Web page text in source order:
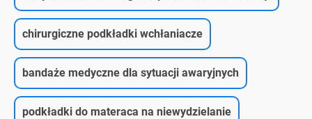
chirurgiczne podkładki wchłaniacze
bandaże medyczne dla sytuacji awaryjnych
podkładki do materaca na niewydzielanie